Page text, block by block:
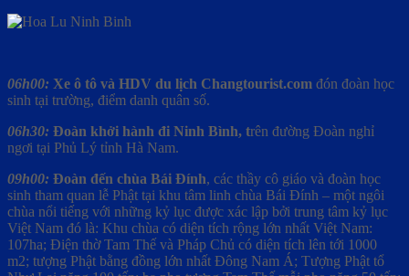
06h00: Xe ô tô và HDV du lịch Changtourist.com đón đoàn học
sinh tại trường, điểm danh quân số.
06h30: Đoàn khởi hành đi Ninh Bình, trên đường Đoàn nghỉ
ngơi tại Phủ Lý tỉnh Hà Nam.
09h00: Đoàn đến chùa Bái Đính, các thầy cô giáo và đoàn học
sinh tham quan lễ Phật tại khu tâm linh chùa Bái Đính – một ngôi
chùa nổi tiếng với những kỷ lục được xác lập bởi trung tâm kỷ lục
Việt Nam đó là: Khu chùa có diện tích rộng lớn nhất Việt Nam:
107ha; Điện thờ Tam Thế và Pháp Chủ có diện tích lên tới 1000
m2; tượng Phật bằng đồng lớn nhất Đông Nam Á; Tượng Phật tổ